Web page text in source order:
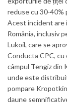
reduse cu 30-40%
Acest incident are
România, inclusiv
Lukoil, care se
Conducta CPC,
câmpul Tengiz din
unde este
pompare
daune